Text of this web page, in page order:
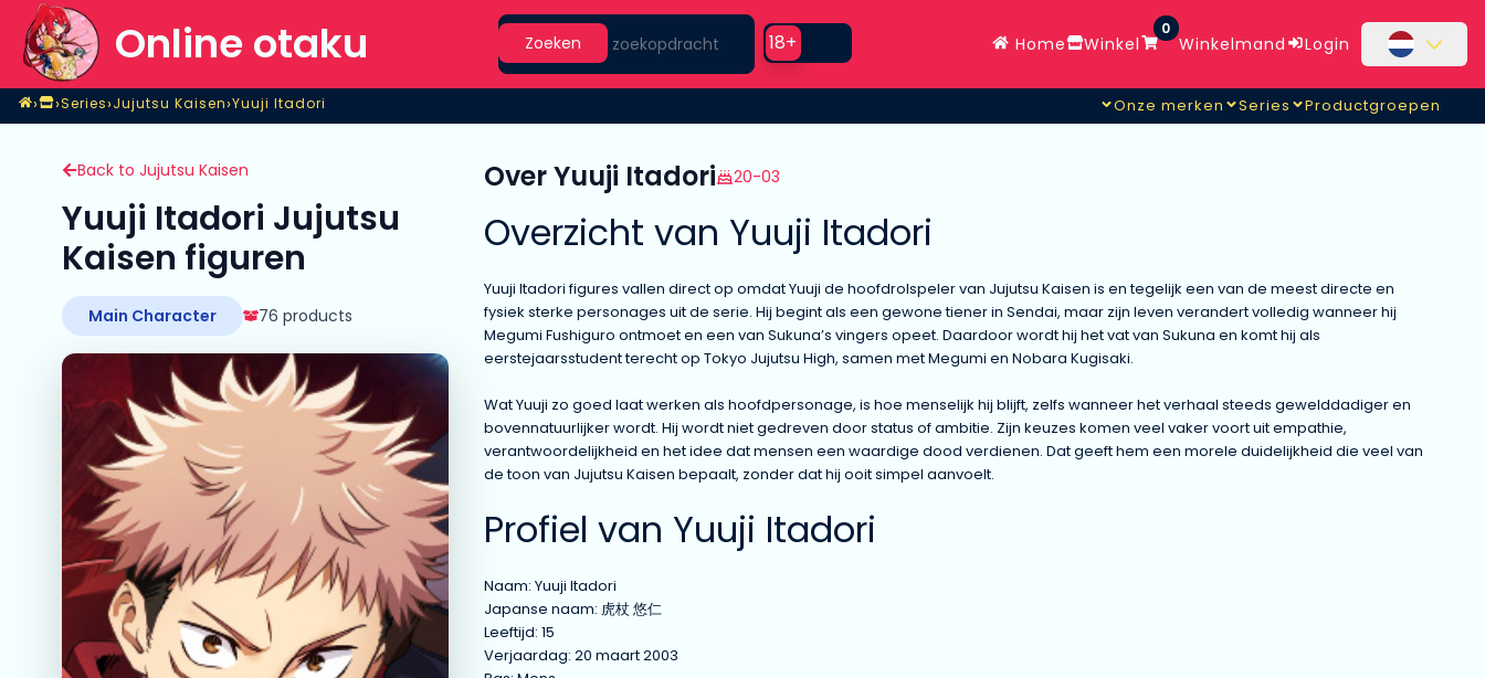
Online otaku
Search
Zoeken
Use setting
18+ Home Winkel
0
Winkelmand Login
Home
›Shop
›Series
Series›Jujutsu Kaisen
Jujutsu Kaisen›Yuuji Itadori
Yuuji Itadori Onze merken Series Productgroepen
Back to Jujutsu Kaisen
Yuuji Itadori Jujutsu
Kaisen figuren
Main Character 76 products
Over Yuuji Itadori 20-03
Overzicht van Yuuji Itadori
Yuuji Itadori figures vallen direct op omdat Yuuji de hoofdrolspeler van Jujutsu Kaisen is en tegelijk een van de meest directe en
fysiek sterke personages uit de serie. Hij begint als een gewone tiener in Sendai, maar zijn leven verandert volledig wanneer hij
Megumi Fushiguro ontmoet en een van Sukuna’s vingers opeet. Daardoor wordt hij het vat van Sukuna en komt hij als
eerstejaarsstudent terecht op Tokyo Jujutsu High, samen met Megumi en Nobara Kugisaki.
Wat Yuuji zo goed laat werken als hoofdpersonage, is hoe menselijk hij blijft, zelfs wanneer het verhaal steeds gewelddadiger en
bovennatuurlijker wordt. Hij wordt niet gedreven door status of ambitie. Zijn keuzes komen veel vaker voort uit empathie,
verantwoordelijkheid en het idee dat mensen een waardige dood verdienen. Dat geeft hem een morele duidelijkheid die veel van
de toon van Jujutsu Kaisen bepaalt, zonder dat hij ooit simpel aanvoelt.
Profiel van Yuuji Itadori
Naam: Yuuji Itadori
Japanse naam: 虎杖 悠仁
Leeftijd: 15
Verjaardag: 20 maart 2003